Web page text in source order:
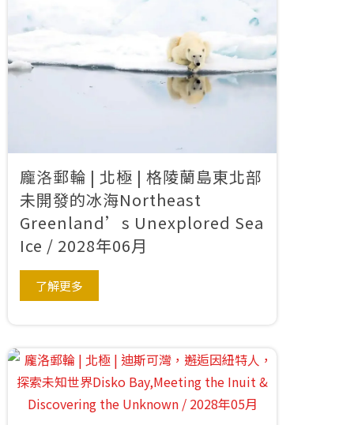
龐洛郵輪 | 北極 | 格陵蘭島東北部
未開發的冰海Northeast
Greenland’s Unexplored Sea
Ice / 2028年06月
了解更多